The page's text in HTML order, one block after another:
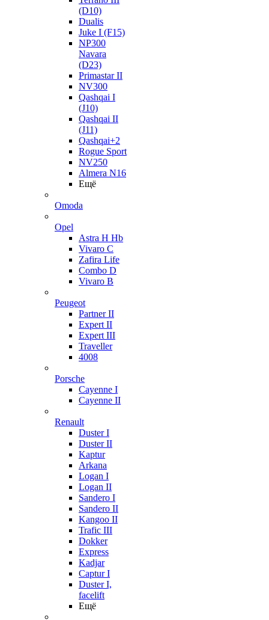
(D10)
Dualis
Juke I (F15)
NP300
Navara
(D23)
Primastar II
NV300
Qashqai I
(J10)
Qashqai II
(J11)
Qashqai+2
Rogue Sport
NV250
Almera N16
Ещё
Omoda
Opel
Astra H Hb
Vivaro C
Zafira Life
Combo D
Vivaro B
Peugeot
Partner II
Expert II
Expert III
Traveller
4008
Porsche
Cayenne I
Cayenne II
Renault
Duster I
Duster II
Kaptur
Arkana
Logan I
Logan II
Sandero I
Sandero II
Kangoo II
Trafic III
Dokker
Express
Kadjar
Captur I
Duster I,
facelift
Ещё